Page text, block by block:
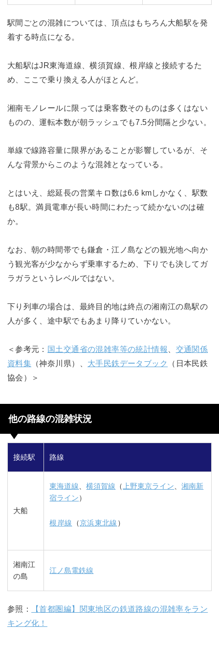
駅間ごとの混雑については、頂点はもちろん大船駅を発
着する時点になる。
大船駅はJR東海道線、横須賀線、根岸線と接続するた
め、ここで乗り換える人がほとんど。
湘南モノレールに限っては乗客数そのものは多くはない
ものの、運転本数が朝ラッシュでも7.5分間隔と少ない。
単線で線路容量に限界があることが影響しているが、そ
んな背景からこのような混雑となっている。
とはいえ、総延長の営業キロ数は6.6 kmしかなく、駅数
も8駅。満員電車が長い時間にわたって続かないのは確
か。
なお、朝の時間帯でも鎌倉・江ノ島などの観光地へ向か
う観光客が少なからず乗車するため、下りでも決してガ
ラガラというレベルではない。
下り列車の場合は、最終目的地は終点の湘南江の島駅の
人が多く、途中駅でもあまり降りていかない。
＜参考元： 国土交通省の混雑率等の統計情報
交通関係
資料集 （神奈川県）、 大手民鉄データブック
（日本民鉄
協会）＞
他の路線の混雑状況
接続駅 路線
大船
東海道線、横須賀線 （上野東京ライン、湘南新
宿ライン）
根岸線 （京浜東北線 ）
湘南江
の島
江ノ島電鉄線
参照：
【首都圏編】関東地区の鉄道路線の混雑率をラン
キング化！